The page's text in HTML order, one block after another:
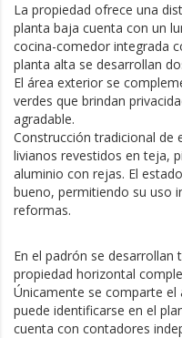
La propiedad ofrece una
planta baja cuenta con un
cocina-comedor integrada
planta alta se desarrollan
El área exterior se
verdes que brindan
agradable.
Construcción tradicional de
livianos revestidos en teja,
aluminio con rejas. El
bueno, permitiendo su uso
reformas.
En el padrón se desarrollan
propiedad horizontal
Únicamente se comparte el
puede identificarse en el
cuenta con contadores